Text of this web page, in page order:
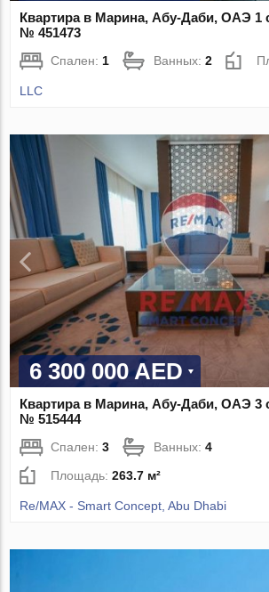
Квартира в Марина, Абу-Даби, ОАЭ 1
№ 451473
Спален:1 Ванных:2
LLC
6 300 000 AED
Квартира в Марина, Абу-Даби, ОАЭ 3
№ 515444
Спален:3 Ванных:4
Площадь:263.7 м²
Re/MAX - Smart Concept, Abu Dhabi